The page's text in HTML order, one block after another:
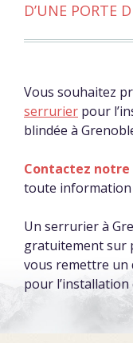
D’UNE PORTE
Vous souhaitez
serrurier pour
blindée à
Contactez notre
toute information
Un serrurier à
gratuitement sur
vous remettre un
pour l’installation